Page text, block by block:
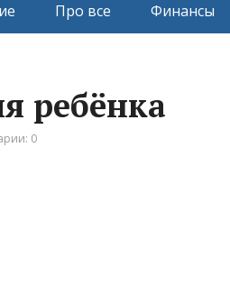
Про все Финансы
ребёнка
0